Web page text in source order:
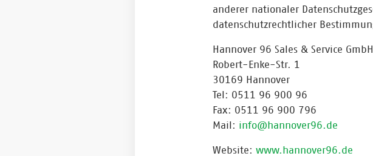
anderer nationaler
datenschutzrechtlicher
Hannover 96 Sales & Service
Robert-Enke-Str. 1
30169 Hannover
Tel: 0511 96 900 96
Fax: 0511 96 900 796
Mail: info@hannover96.de
Website: www.hannover96.de